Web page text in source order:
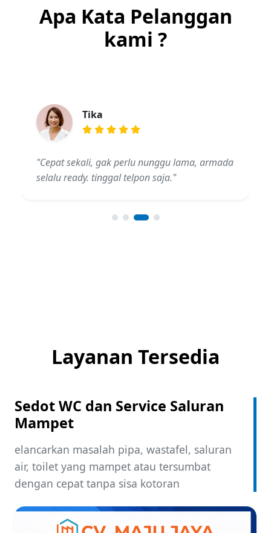
Apa Kata Pelanggan
kami ?
Tika
"Cepat sekali, gak perlu nunggu lama, armada
selalu ready. tinggal telpon saja."
Layanan Tersedia
Sedot WC dan Service Saluran
Mampet
elancarkan masalah pipa, wastafel, saluran
air, toilet yang mampet atau tersumbat
dengan cepat tanpa sisa kotoran